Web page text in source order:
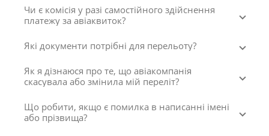
Чи є комісія у разі самостійного здійснення
платежу за авіаквиток?
Які документи потрібні для перельоту?
Як я дізнаюся про те, що авіакомпанія
скасувала або змінила мій переліт?
Що робити, якщо є помилка в написанні імені
або прізвища?